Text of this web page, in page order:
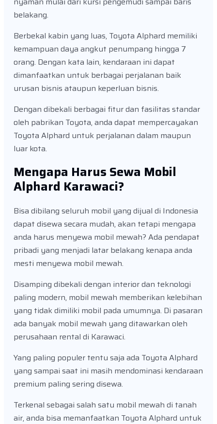
belakang.
Berbekal kabin yang luas, Toyota Alphard memiliki
kemampuan daya angkut penumpang hingga 7
orang. Dengan kata lain, kendaraan ini dapat
dimanfaatkan untuk berbagai perjalanan baik
urusan bisnis ataupun keperluan bisnis.
Dengan dibekali berbagai fitur dan fasilitas standar
oleh pabrikan Toyota, anda dapat mempercayakan
Toyota Alphard untuk perjalanan dalam maupun
luar kota.
Mengapa Harus Sewa Mobil
Alphard Karawaci?
Bisa dibilang seluruh mobil yang dijual di Indonesia
dapat disewa secara mudah, akan tetapi mengapa
anda harus menyewa mobil mewah? Ada pendapat
pribadi yang menjadi latar belakang kenapa anda
mesti menyewa mobil mewah.
Disamping dibekali dengan interior dan teknologi
paling modern, mobil mewah memberikan kelebihan
yang tidak dimiliki mobil pada umumnya. Di pasaran
ada banyak mobil mewah yang ditawarkan oleh
perusahaan rental di Karawaci.
Yang paling populer tentu saja ada Toyota Alphard
yang sampai saat ini masih mendominasi kendaraan
premium paling sering disewa.
Terkenal sebagai salah satu mobil mewah di tanah
air, anda bisa memanfaatkan Toyota Alphard untuk